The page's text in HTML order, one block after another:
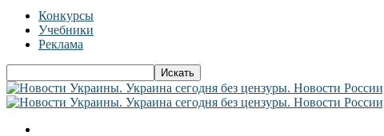
Конкурсы
Учебники
Реклама